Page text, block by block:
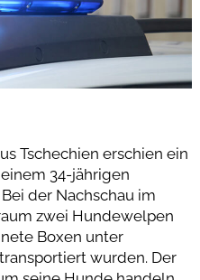
Tschechien erschien ein
34-jährigen
der Nachschau im
zwei Hundewelpen
Boxen unter
wurden. Der